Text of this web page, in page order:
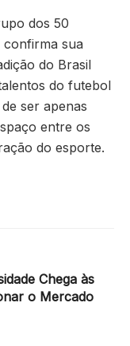
dos 50
confirma sua
do Brasil
do futebol
ser apenas
entre os
do esporte.
Chega às
o Mercado